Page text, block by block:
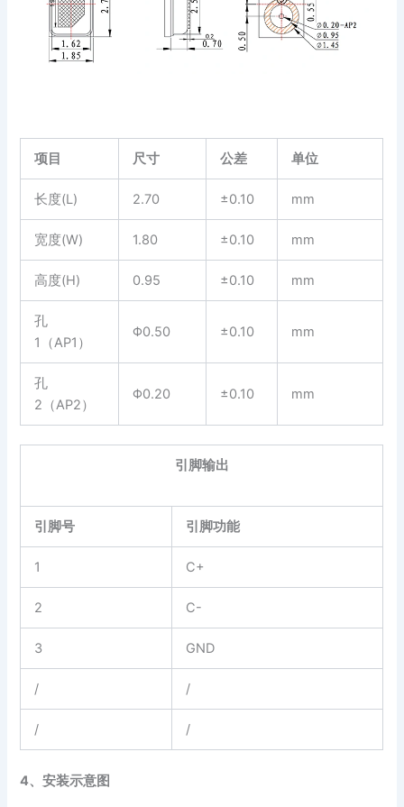
项目 尺寸 公差 单位
长度(L) 2.70 ±0.10 mm
宽度(W) 1.80 ±0.10 mm
高度(H) 0.95 ±0.10 mm
孔
1（AP1）
Φ0.50 ±0.10 mm
孔
2（AP2）
Φ0.20 ±0.10 mm
引脚输出
引脚号 引脚功能
1 C+
2 C-
3 GND
/ /
/ /
4、安装示意图